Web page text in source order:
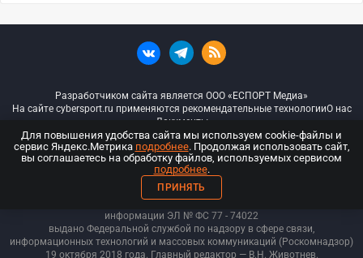
Разработчиком сайта является ООО «ЕСПОРТ Медиа»
На сайте cybersport.ru применяются рекомендательные технологииО нас
Документы
© ООО «Киберспорт.ру» — Все права защищены
18+
ООО «Киберспорт.ру». Свидетельство о регистрации средств массовой
информации ЭЛ № ФС 77 - 74022
выдано Федеральной службой по надзору в сфере связи,
информационных технологий и массовых коммуникаций (Роскомнадзор)
19 октября 2018 года. Главный редактор — В.Н. Животнев.
Для повышения удобства сайта мы используем cookie-файлы и
сервис Яндекс.Метрика подробнее. Продолжая использовать сайт,
вы соглашаетесь на обработку файлов, используемых сервисом
подробнее.
ПРИНЯТЬ